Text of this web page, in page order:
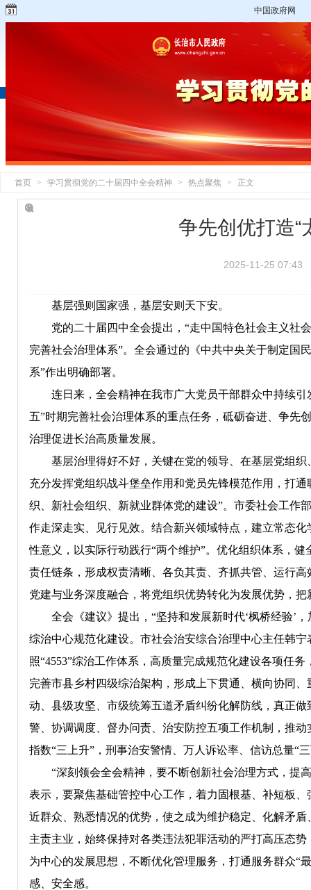
中国政府网
首页 > 学习贯彻党的二十届四中全会精神 > 热点聚焦 > 正文
争先创优打造“
2025-11-25 07:43
基层强则国家强，基层安则天下安。
党的二十届四中全会提出，“走中国特色社会主义社会
完善社会治理体系”。全会通过的《中共中央关于制定国
系”作出明确部署。
连日来，全会精神在我市广大党员干部群众中持续引
五”时期完善社会治理体系的重点任务，砥砺奋进、争先
治理促进长治高质量发展。
基层治理得好不好，关键在党的领导、在基层党组织
充分发挥党组织战斗堡垒作用和党员先锋模范作用，打
织、新社会组织、新就业群体党的建设”。市委社会工作
作走深走实、见行见效。结合新兴领域特点，建立常态
性意义，以实际行动践行“两个维护”。优化组织体系，
责任链条，形成权责清晰、各负其责、齐抓共管、运行
党建与业务深度融合，将党组织优势转化为发展优势，
全会《建议》提出，“坚持和发展新时代‘枫桥经验’，
综治中心规范化建设。市社会治安综合治理中心主任韩
照“4553”综治工作体系，高质量完成规范化建设各项任
完善市县乡村四级综治架构，形成上下贯通、横向协同
动、县级攻坚、市级统筹五道矛盾纠纷化解防线，真正
警、协调调度、督办问责、治安防控五项工作机制，推
指数“三上升”，刑事治安警情、万人诉讼率、信访总量“
“深刻领会全会精神，要不断创新社会治理方式，提高
表示，要聚焦基础管控中心工作，着力固根基、补短板
近群众、熟悉情况的优势，使之成为维护稳定、化解矛
主责主业，始终保持对各类违法犯罪活动的严打高压态
为中心的发展思想，不断优化管理服务，打通服务群众“
感、安全感。